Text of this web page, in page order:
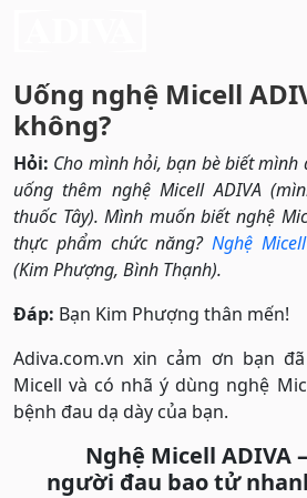
Uống nghệ Micell
không?
Hỏi: Cho mình hỏi, bạn bè biết
uống thêm nghệ Micell ADIVA
thuốc Tây). Mình muốn biết nghệ
thực phẩm chức năng?Nghệ
(Kim Phượng, Bình Thạnh).
Đáp: Bạn Kim Phượng thân mến!
Adiva.com.vn xin cảm ơn bạn
Micell và có nhã ý dùng nghệ
bệnh đau dạ dày của bạn.
Nghệ Micell ADIVA –
người đau bao tử